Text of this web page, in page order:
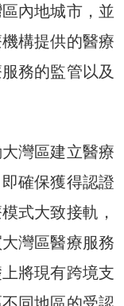
內地城市，並
構提供的醫療
務的監管以及
灣區建立醫療
確保獲得認證
式大致接軌，
灣區醫療服務
將現有跨境支